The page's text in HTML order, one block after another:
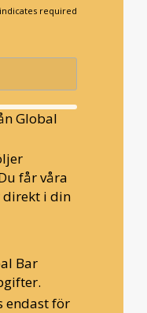
indicates required
Global
får våra
direkt i din
Bar
endast för